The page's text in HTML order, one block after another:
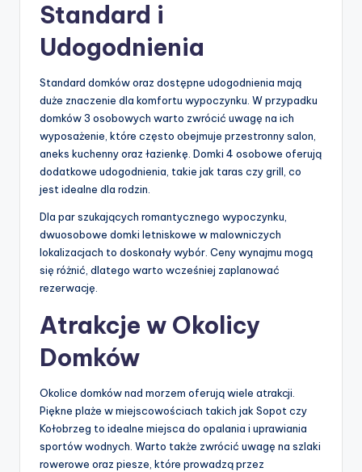
Standard i
Udogodnienia
Standard domków oraz dostępne udogodnienia mają
duże znaczenie dla komfortu wypoczynku. W przypadku
domków 3 osobowych warto zwrócić uwagę na ich
wyposażenie, które często obejmuje przestronny salon,
aneks kuchenny oraz łazienkę. Domki 4 osobowe oferują
dodatkowe udogodnienia, takie jak taras czy grill, co
jest idealne dla rodzin.
Dla par szukających romantycznego wypoczynku,
dwuosobowe domki letniskowe w malowniczych
lokalizacjach to doskonały wybór. Ceny wynajmu mogą
się różnić, dlatego warto wcześniej zaplanować
rezerwację.
Atrakcje w Okolicy
Domków
Okolice domków nad morzem oferują wiele atrakcji.
Piękne plaże w miejscowościach takich jak Sopot czy
Kołobrzeg to idealne miejsca do opalania i uprawiania
sportów wodnych. Warto także zwrócić uwagę na szlaki
rowerowe oraz piesze, które prowadzą przez